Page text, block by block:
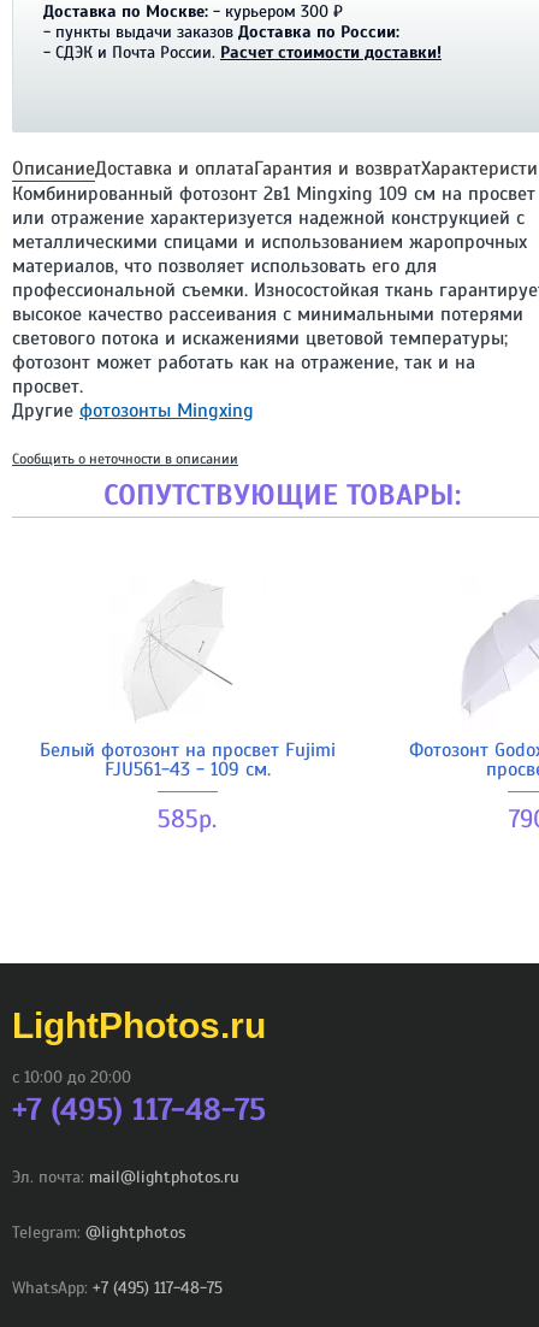
Доставка по Москве: - курьером 300 ₽
- пункты выдачи заказов Доставка по России:
- СДЭК и Почта России. Расчет стоимости доставки!
ОписаниеДоставка и оплатаГарантия и возврат
Комбинированный фотозонт 2в1 Mingxing 109 см на просвет
или отражение характеризуется надежной конструкцией с
металлическими спицами и использованием жаропрочных
материалов, что позволяет использовать его для
профессиональной съемки. Износостойкая ткань
высокое качество рассеивания с минимальными потерями
светового потока и искажениями цветовой температуры;
фотозонт может работать как на отражение, так и на
просвет.
Другие фотозонты Mingxing
Сообщить о неточности в описании
СОПУТСТВУЮЩИЕ ТОВАРЫ:
Белый фотозонт на просвет Fujimi
FJU561-43 - 109 см.
585р.
Фотозонт
LightPhotos.ru
с 10:00 до 20:00
+7 (495) 117-48-75
Эл. почта: mail@lightphotos.ru
Telegram: @lightphotos
WhatsApp: +7 (495) 117-48-75